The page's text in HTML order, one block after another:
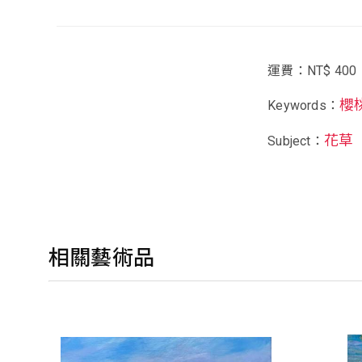
運費：NT$ 400
Keywords：櫻
Subject： 花草
相關藝術品